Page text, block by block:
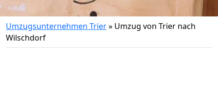
Umzugsunternehmen Trier» Umzug von Trier nach
Wilschdorf